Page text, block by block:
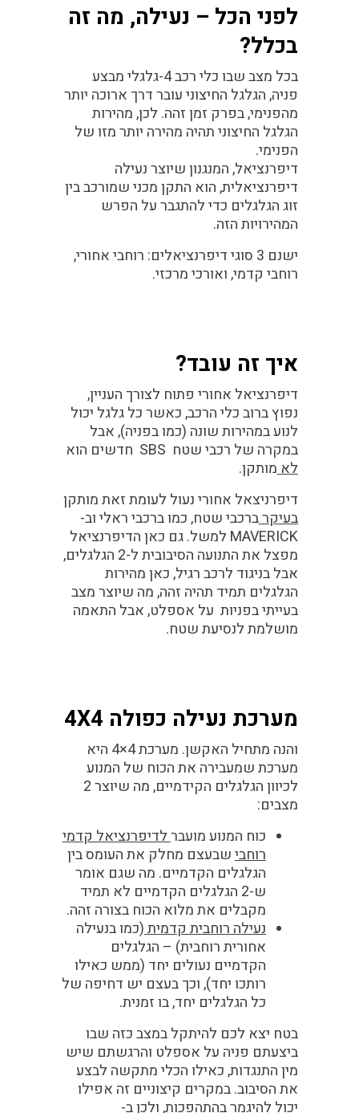
לפני הכל – נעילה, מה זה
בכלל?
בכל מצב שבו כלי רכב 4-גלגלי מבצע
פניה, הגלגל החיצוני עובר דרך ארוכה יותר
מהפנימי, בפרק זמן זהה. לכן, מהירות
הגלגל החיצוני תהיה מהירה יותר מזו של
הפנימי.
דיפרנציאל, המנגנון שיוצרנעילה
דיפרנציאלית, הוא התקן מכני שמורכב בין
זוג הגלגלים כדי להתגבר על הפרש
המהירויות הזה.
ישנם 3 סוגי דיפרנציאלים: רוחבי אחורי,
רוחבי קדמי, ואורכי מרכזי.
איך זה עובד?
דיפרנציאל אחורי פתוח לצורך העניין,
נפוץ ברוב כלי הרכב, כאשר כל גלגל יכול
לנוע במהירות שונה (כמו בפניה), אבל
במקרה של רכבי שטח SBS חדשים הוא
לאמותקן.
דיפרניצאל אחורי נעול לעומת זאת מותקן
בעיקרברכבי שטח, כמו ברכבי ראלי וב-
MAVERICK למשל. גם כאן הדיפרנציאל
מפצל את התנועה הסיבובית ל-2 הגלגלים,
אבל בניגוד לרכב רגיל, כאן מהירות
הגלגלים תמיד תהיה זהה, מה שיוצר מצב
בעייתי בפניות על אספלט, אבל התאמה
מושלמת לנסיעת שטח.
מערכת נעילה כפולה 4X4
והנה מתחיל האקשן. מערכת 4×4 היא
מערכת שמעבירה את הכוח של המנוע
לכיוון הגלגלים הקידמיים, מה שיוצר 2
מצבים:
כוח המנוע מועברלדיפרנציאל קדמי
רוחבישבעצם מחלק את העומס בין
הגלגלים הקדמיים. מה שגם אומר
ש-2 הגלגלים הקדמיים לא תמיד
מקבלים את מלוא הכוח בצורה זהה.
נעילה רוחבית קדמית(כמו בנעילה
אחורית רוחבית) – הגלגלים
הקדמיים נעולים יחד (ממש כאילו
רותכו יחד), וכך בעצם יש דחיפה של
כל הגלגלים יחד, בו זמנית.
בטח יצא לכם להיתקל במצב כזה שבו
ביצעתם פניה על אספלט והרגשתם שיש
מין התנגדות, כאילו הכלי מתקשה לבצע
את הסיבוב. במקרים קיצוניים זה אפילו
יכול להיגמר בהתהפכות, ולכן ב-